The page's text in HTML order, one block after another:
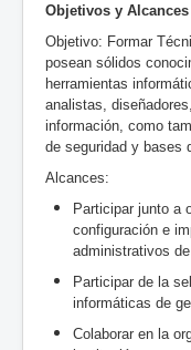
Académica
Extensión
Bienestar
Institutos
Contactos
Sistemas SRO
Consejos Directivo
Área Personal
Objetivos y Alcances
Objetivo: Formar
posean sólidos
herramientas
analistas,
información, como
de seguridad y bases
Alcances:
Participar junto a
configuración e
administrativos
Participar de la
informáticas de
Colaborar en la